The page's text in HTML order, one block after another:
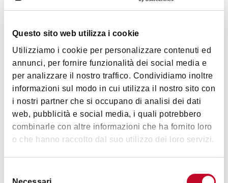
Questo sito web utilizza i cookie
Utilizziamo i cookie per personalizzare contenuti ed
annunci, per fornire funzionalità dei social media e
per analizzare il nostro traffico. Condividiamo inoltre
informazioni sul modo in cui utilizza il nostro sito con
i nostri partner che si occupano di analisi dei dati
web, pubblicità e social media, i quali potrebbero
combinarle con altre informazioni che ha fornito loro
o che hanno raccolto dal suo utilizzo dei loro servizi.
Noleggio bici e scooters : Astronolo
BOLOGNA
NOLEGGIO BICICLETTE